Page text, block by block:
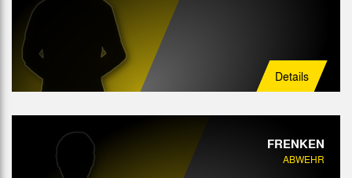
Details
FRENKEN
ABWEHR